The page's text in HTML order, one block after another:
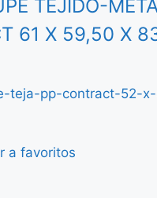
TEJIDO-
61 X 59,50 X
a favoritos